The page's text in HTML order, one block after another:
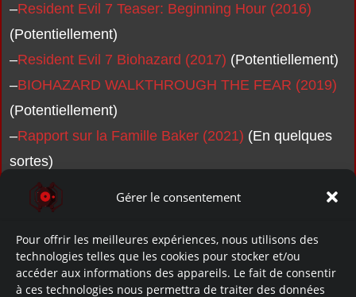
Gérer le consentement
Pour offrir les meilleures expériences, nous utilisons des
technologies telles que les cookies pour stocker et/ou
accéder aux informations des appareils. Le fait de consentir
à ces technologies nous permettra de traiter des données
–Resident Evil 7 Teaser: Beginning Hour (2016)
(Potentiellement)
–Resident Evil 7 Biohazard (2017) (Potentiellement)
–BIOHAZARD WALKTHROUGH THE FEAR (2019)
(Potentiellement)
–Rapport sur la Famille Baker (2021) (En quelques
sortes)